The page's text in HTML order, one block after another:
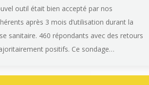
outil était bien accepté par nos
après 3 mois d’utilisation durant la
sanitaire. 460 répondants avec des retours
positifs. Ce sondage…